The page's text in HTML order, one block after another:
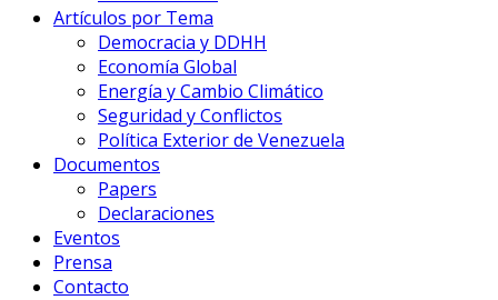
Artículos por Tema
Democracia y DDHH
Economía Global
Energía y Cambio Climático
Seguridad y Conflictos
Política Exterior de Venezuela
Documentos
Papers
Declaraciones
Eventos
Prensa
Contacto